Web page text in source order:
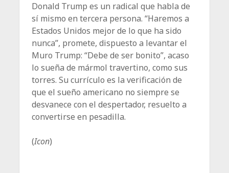
Donald Trump es un radical que habla de
sí mismo en tercera persona. “Haremos a
Estados Unidos mejor de lo que ha sido
nunca”, promete, dispuesto a levantar el
Muro Trump: “Debe de ser bonito”, acaso
lo sueña de mármol travertino, como sus
torres. Su currículo es la verificación de
que el sueño americano no siempre se
desvanece con el despertador, resuelto a
convertirse en pesadilla.
(Icon)